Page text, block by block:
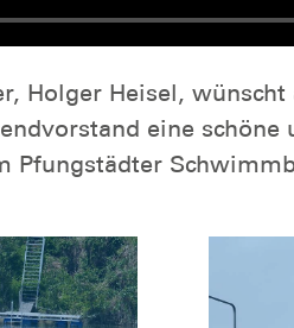
Holger Heisel,
eine
Pfungstädter